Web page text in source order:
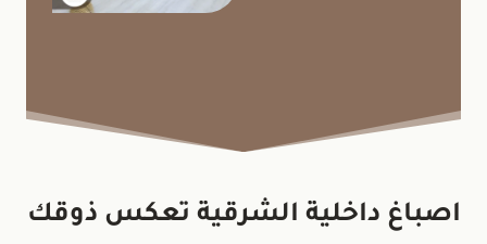
اصباغ داخلية الشرقية تعكس ذوقك